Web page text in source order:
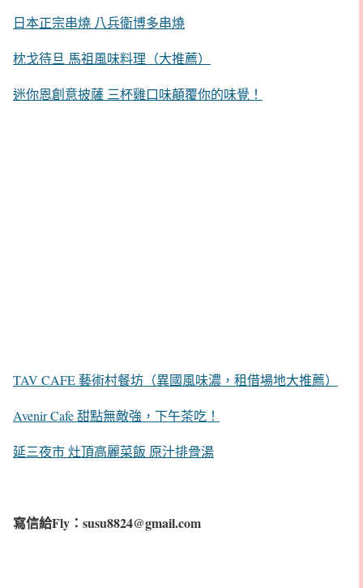
日本正宗串燒 八兵衛博多串燒
枕戈待旦 馬祖風味料理（大推薦）
迷你恩創意披薩 三杯雞口味顛覆你的味覺！
TAV CAFE 藝術村餐坊（異國風味濃，租借場地大推薦）
Avenir Cafe 甜點無敵強，下午茶吃！
延三夜市 灶頂高麗菜飯 原汁排骨湯
寫信給Fly：susu8824@gmail.com